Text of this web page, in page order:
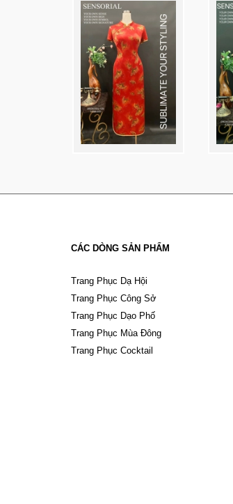
CÁC DÒNG SẢN PHẨM
Trang Phục Dạ Hội
Trang Phục Công Sở
Trang Phục Dạo Phố
Trang Phục Mùa Đông
Trang Phục Cocktail